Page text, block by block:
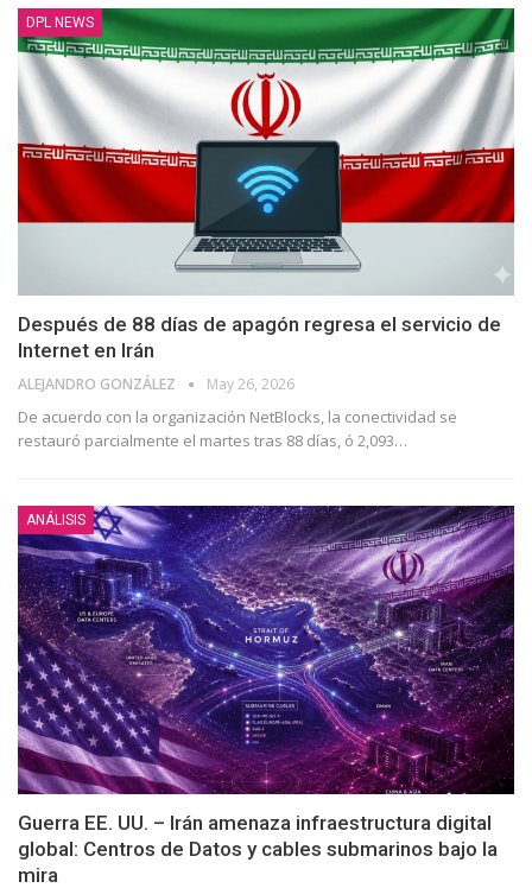
DPL NEWS
Después de 88 días de apagón regresa el servicio de
Internet en Irán
ALEJANDRO GONZÁLEZ May 26, 2026
De acuerdo con la organización NetBlocks, la conectividad se
restauró parcialmente el martes tras 88 días, ó 2,093…
ANÁLISIS
Guerra EE. UU. – Irán amenaza infraestructura digital
global: Centros de Datos y cables submarinos bajo la
mira